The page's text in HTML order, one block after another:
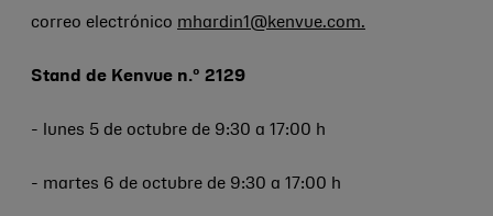
correo electrónico mhardin1@kenvue.com.
Stand de Kenvue n.º 2129
- lunes 5 de octubre de 9:30 a 17:00 h
- martes 6 de octubre de 9:30 a 17:00 h